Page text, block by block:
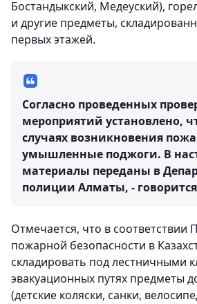
Бостандыкский, Медеуский),
и другие предметы,
первых этажей.
Согласно проведенных
мероприятий установлено,
случаях возникновения
умышленные поджоги. В
материалы переданы в
полиции Алматы, -
Отмечается, что в соответствии
пожарной безопасности в
складировать под лестничными
эвакуационных путях предметы
(детские коляски, санки,